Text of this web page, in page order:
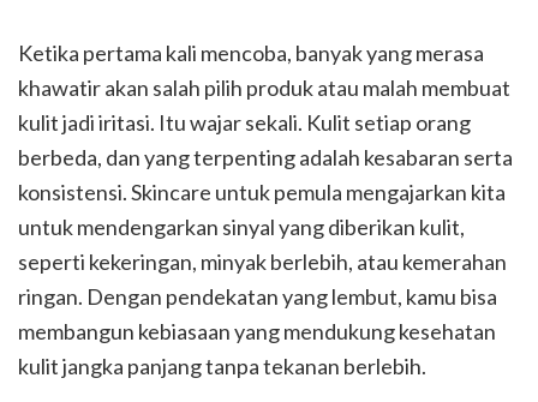
Ketika pertama kali mencoba, banyak yang merasa
khawatir akan salah pilih produk atau malah membuat
kulit jadi iritasi. Itu wajar sekali. Kulit setiap orang
berbeda, dan yang terpenting adalah kesabaran serta
konsistensi. Skincare untuk pemula mengajarkan kita
untuk mendengarkan sinyal yang diberikan kulit,
seperti kekeringan, minyak berlebih, atau kemerahan
ringan. Dengan pendekatan yang lembut, kamu bisa
membangun kebiasaan yang mendukung kesehatan
kulit jangka panjang tanpa tekanan berlebih.